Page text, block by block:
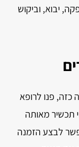
יבוא, וביקוש
פנו לרופא
תכשיר מאותה
לבצע הזמנה